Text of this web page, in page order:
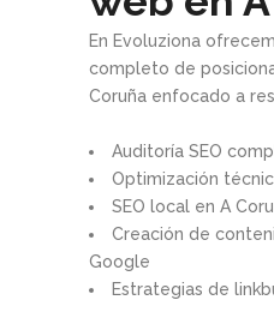
En Evoluziona
completo de
Coruña enfocado a
Auditoría SEO
Optimización
SEO local en A
Creación de
Google
Estrategias de